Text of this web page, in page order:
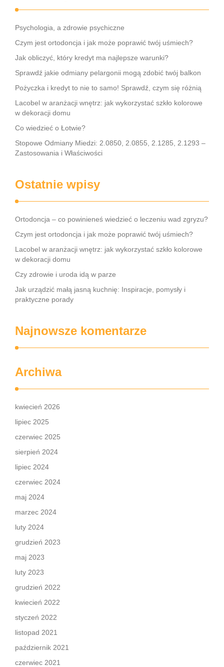
Psychologia, a zdrowie psychiczne
Czym jest ortodoncja i jak może poprawić twój uśmiech?
Jak obliczyć, który kredyt ma najlepsze warunki?
Sprawdź jakie odmiany pelargonii mogą zdobić twój balkon
Pożyczka i kredyt to nie to samo! Sprawdź, czym się różnią
Lacobel w aranżacji wnętrz: jak wykorzystać szkło kolorowe
w dekoracji domu
Co wiedzieć o Łotwie?
Stopowe Odmiany Miedzi: 2.0850, 2.0855, 2.1285, 2.1293 –
Zastosowania i Właściwości
Ostatnie wpisy
Ortodoncja – co powinieneś wiedzieć o leczeniu wad zgryzu?
Czym jest ortodoncja i jak może poprawić twój uśmiech?
Lacobel w aranżacji wnętrz: jak wykorzystać szkło kolorowe
w dekoracji domu
Czy zdrowie i uroda idą w parze
Jak urządzić małą jasną kuchnię: Inspiracje, pomysły i
praktyczne porady
Najnowsze komentarze
Archiwa
kwiecień 2026
lipiec 2025
czerwiec 2025
sierpień 2024
lipiec 2024
czerwiec 2024
maj 2024
marzec 2024
luty 2024
grudzień 2023
maj 2023
luty 2023
grudzień 2022
kwiecień 2022
styczeń 2022
listopad 2021
październik 2021
czerwiec 2021